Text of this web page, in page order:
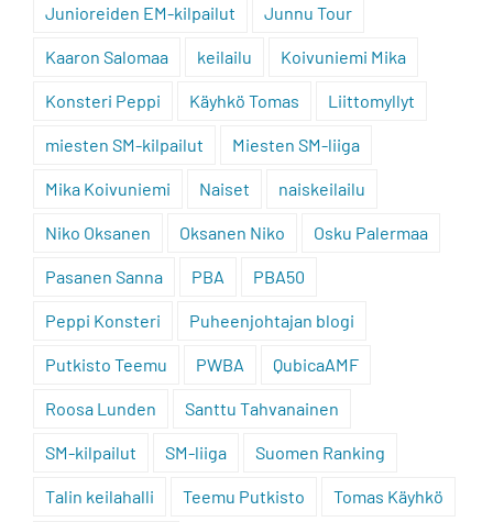
Junioreiden EM-kilpailut Junnu Tour
Kaaron Salomaa keilailu Koivuniemi Mika
Konsteri Peppi Käyhkö Tomas Liittomyllyt
miesten SM-kilpailut Miesten SM-liiga
Mika Koivuniemi Naiset naiskeilailu
Niko Oksanen Oksanen Niko Osku Palermaa
Pasanen Sanna PBA PBA50
Peppi Konsteri Puheenjohtajan blogi
Putkisto Teemu PWBA QubicaAMF
Roosa Lunden Santtu Tahvanainen
SM-kilpailut SM-liiga Suomen Ranking
Talin keilahalli Teemu Putkisto Tomas Käyhkö